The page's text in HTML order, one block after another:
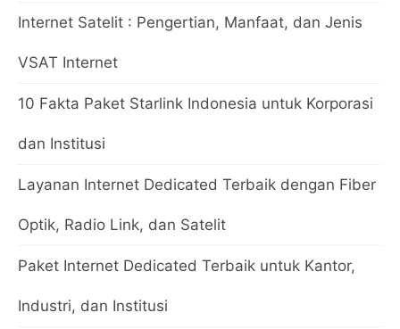
Internet Satelit : Pengertian, Manfaat, dan Jenis
VSAT Internet
10 Fakta Paket Starlink Indonesia untuk Korporasi
dan Institusi
Layanan Internet Dedicated Terbaik dengan Fiber
Optik, Radio Link, dan Satelit
Paket Internet Dedicated Terbaik untuk Kantor,
Industri, dan Institusi